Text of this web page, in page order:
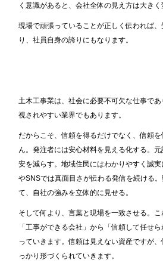
く意識があると、会社全体の見え方は大きく
現場で頑張っていることが正しく伝われば
り、社員自身の誇りにもなります。
土木工事業は、社会に必要不可欠な仕事で
視されやすい業界でもあります。
だからこそ、信頼を得るだけでなく、信頼
ん。発注者には安心材料を見える化する。
安を減らす。地域住民にはわかりやすく誠
やSNSでは真面目さが伝わる発信を続ける
て、自社の強みを立体的に見せる。
そして何より、言葉と現場を一致させる。こ
「工事ができる会社」から「信頼して任せ
っていきます。信頼は見えない資産ですが
っかり形づくられていきます。